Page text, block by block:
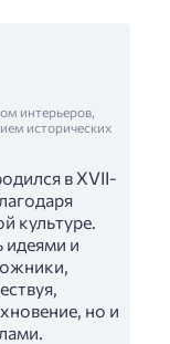
интерьеров,
исторических
в XVII-
культуре.
идеями и
но и